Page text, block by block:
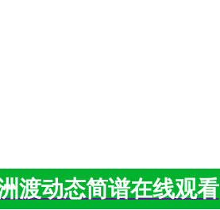
渡动态简谱在线观看